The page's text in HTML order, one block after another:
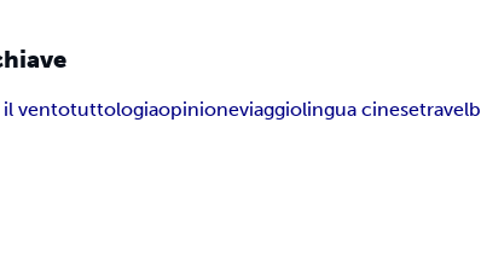
il ventotuttologiaopinioneviaggiolingua cinese